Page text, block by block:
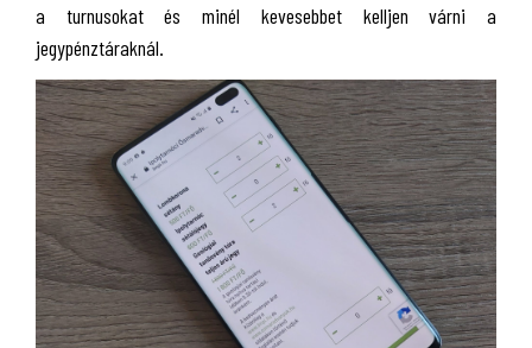
a turnusokat és minél kevesebbet kelljen várni a
jegypénztáraknál.